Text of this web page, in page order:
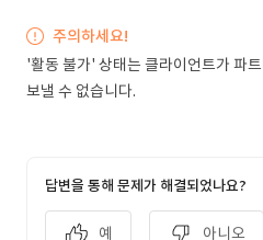
주의하세요!
'활동 불가' 상태는 클라이언트가 파
보낼 수 없습니다.
답변을 통해 문제가 해결되었나요?
예 아니오